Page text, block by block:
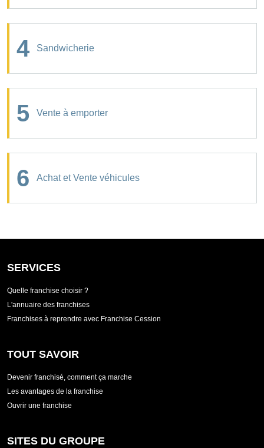
4 Sandwicherie
5 Vente à emporter
6 Achat et Vente véhicules
SERVICES
Quelle franchise choisir ?
L'annuaire des franchises
Franchises à reprendre avec Franchise Cession
TOUT SAVOIR
Devenir franchisé, comment ça marche
Les avantages de la franchise
Ouvrir une franchise
SITES DU GROUPE